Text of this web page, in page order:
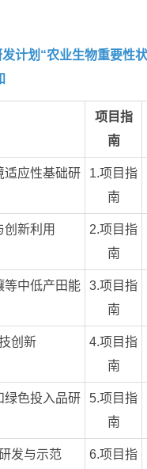
计划“农业生物重要性
项目指
南
适应性基础研
1.项目指
南
创新利用
2.项目指
南
等中低产田能
3.项目指
南
创新
4.项目指
南
绿色投入品研
5.项目指
南
发与示范
6.项目指